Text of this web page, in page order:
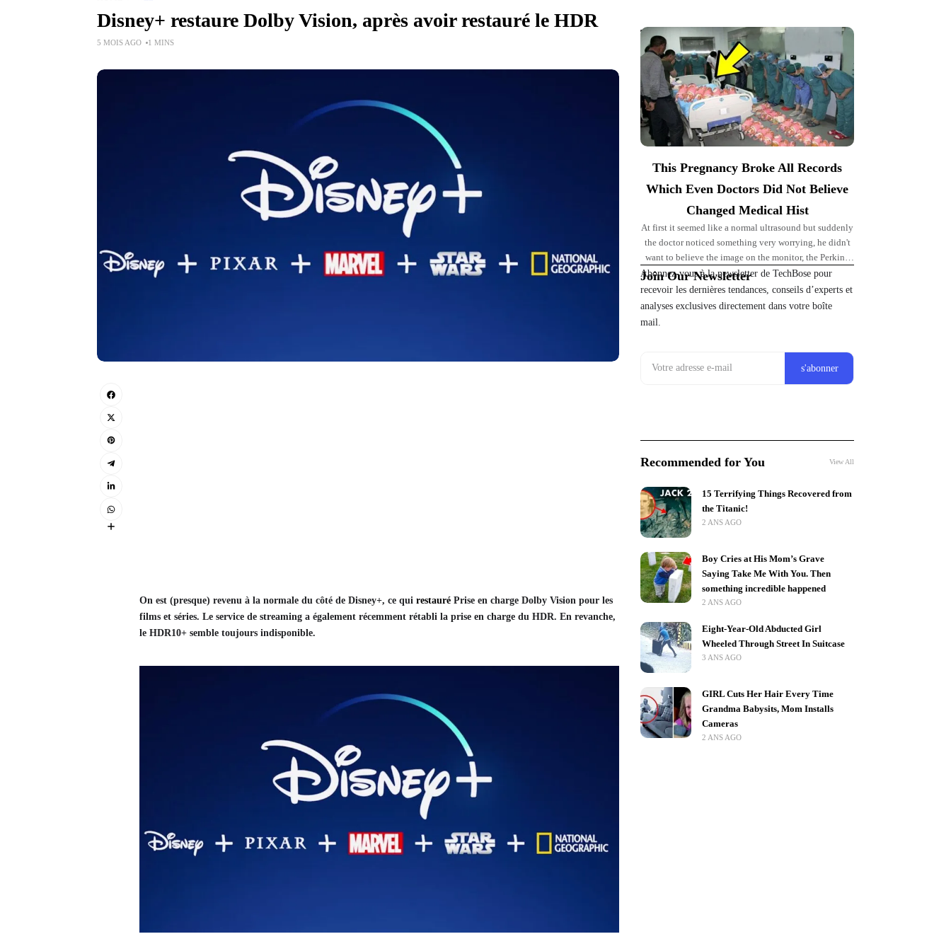
Disney+ restaure Dolby Vision, après avoir restauré le HDR
5 MOIS AGO 1 MINS
On est (presque) revenu à la normale du côté de Disney+, ce qui restauré Prise en charge Dolby Vision pour les
films et séries. Le service de streaming a également récemment rétabli la prise en charge du HDR. En revanche,
le HDR10+ semble toujours indisponible.
Top Picks for You
This Pregnancy Broke All Records
Which Even Doctors Did Not Believe
Changed Medical Hist
At first it seemed like a normal ultrasound but suddenly
the doctor noticed something very worrying, he didn't
want to believe the image on the monitor, the Perkins'
pregnancy took
Join Our Newsletter
Abonnez-vous à la newsletter de TechBose pour
recevoir les dernières tendances, conseils d’experts et
analyses exclusives directement dans votre boîte
mail.
Recommended for You View All
15 Terrifying Things Recovered from
the Titanic!
2 ANS AGO
Boy Cries at His Mom’s Grave
Saying Take Me With You. Then
something incredible happened
2 ANS AGO
Eight-Year-Old Abducted Girl
Wheeled Through Street In Suitcase
3 ANS AGO
GIRL Cuts Her Hair Every Time
Grandma Babysits, Mom Installs
Cameras
2 ANS AGO